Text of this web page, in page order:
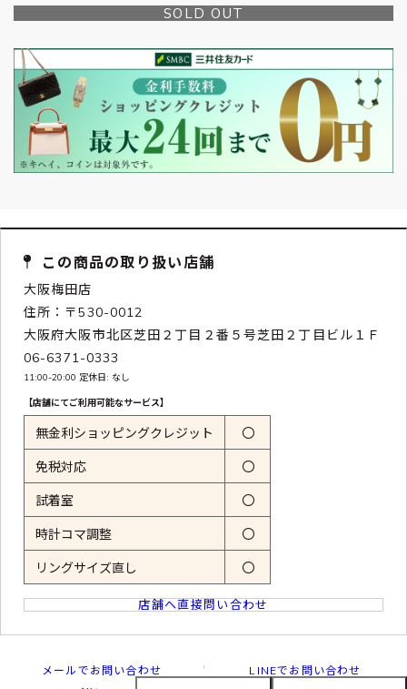
SOLD OUT
この商品の取り扱い店舗
大阪梅田店
住所：〒530-0012
大阪府大阪市北区芝田２丁目２番５号芝田２丁目ビル１Ｆ
06-6371-0333
11:00-20:00 定休日: なし
【店舗にてご利用可能なサービス】
無金利ショッピングクレジット 〇
免税対応 〇
試着室 〇
時計コマ調整 〇
リングサイズ直し 〇
店舗へ直接問い合わせ
メールでお問い合わせ LINEでお問い合わせ